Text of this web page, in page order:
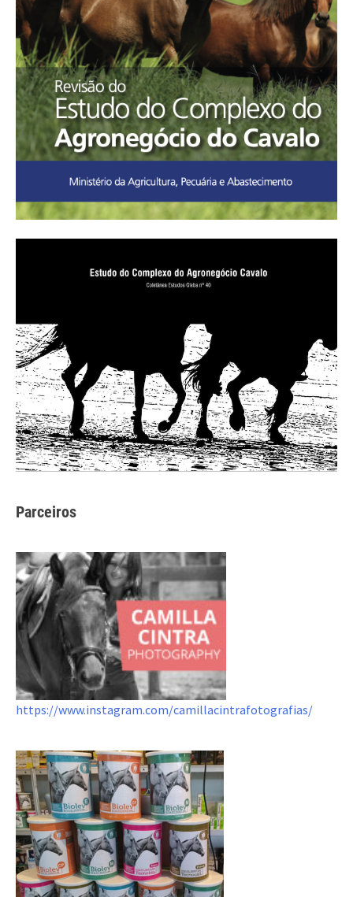
Parceiros
https://www.instagram.com/camillacintrafotografias/